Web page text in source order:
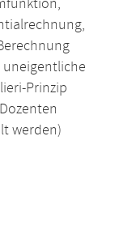
Prinzip
werden)